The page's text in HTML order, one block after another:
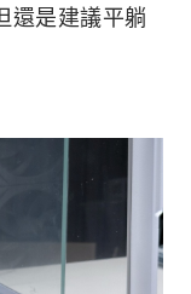
還是建議平躺